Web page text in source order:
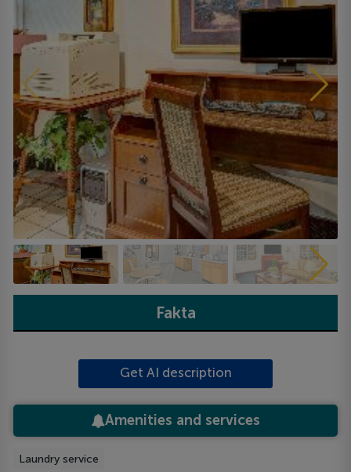
Fakta
Get AI description
Amenities and services
Laundry service